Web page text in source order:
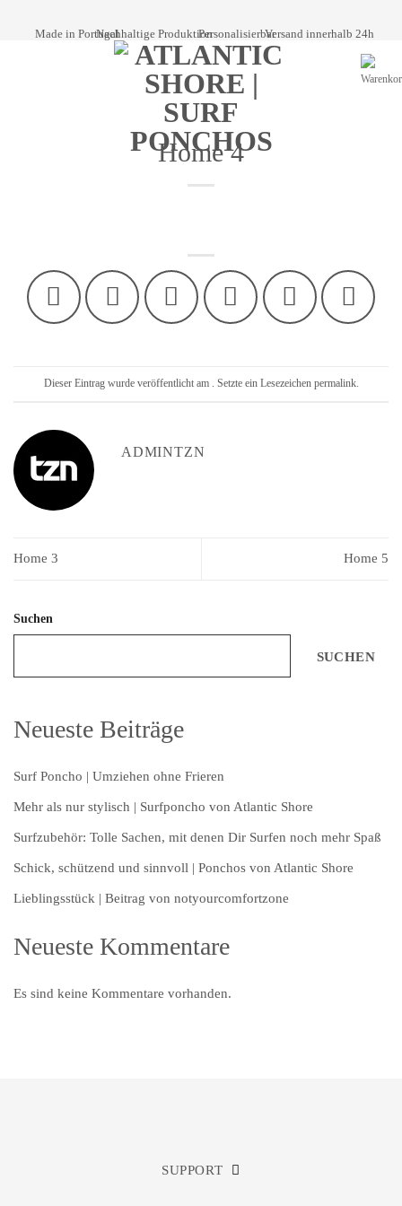
Made in PortugalNachhaltige ProduktionPersonalisierbarVersand innerhalb 24h
Home 4
Dieser Eintrag wurde veröffentlicht am . Setzte ein Lesezeichen permalink.
ADMINTZN
Home 3 Home 5
Suchen
SUCHEN
Neueste Beiträge
Surf Poncho | Umziehen ohne Frieren
Mehr als nur stylisch | Surfponcho von Atlantic Shore
Surfzubehör: Tolle Sachen, mit denen Dir Surfen noch mehr Spaß
Schick, schützend und sinnvoll | Ponchos von Atlantic Shore
Lieblingsstück | Beitrag von notyourcomfortzone
Neueste Kommentare
Es sind keine Kommentare vorhanden.
SUPPORT